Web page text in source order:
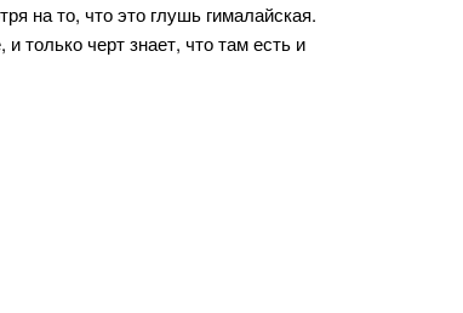
на то, что это глушь гималайская.
только черт знает, что там есть и